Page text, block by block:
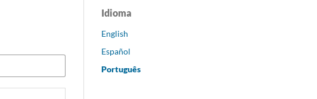
Idioma
English
Español
Português